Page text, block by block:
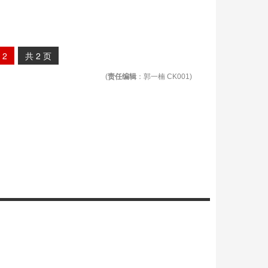
2 共 2 页
(责任编辑 ：郭一楠 CK001)